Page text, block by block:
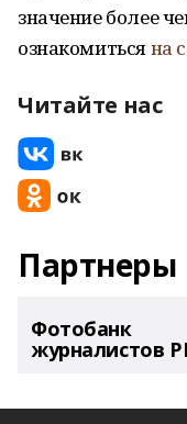
значение более
ознакомитьсяна
Читайте нас
Партнеры
Фотобанк
журналистов